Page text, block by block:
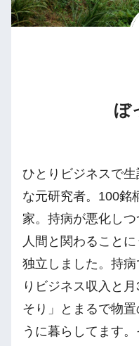
ぼ
ひとりビジネスで生
な元研究者。100銘
家。持病が悪化し
人間と関わること
独立しました。持
りビジネス収入と
そり」とまるで物
うに暮らしてます